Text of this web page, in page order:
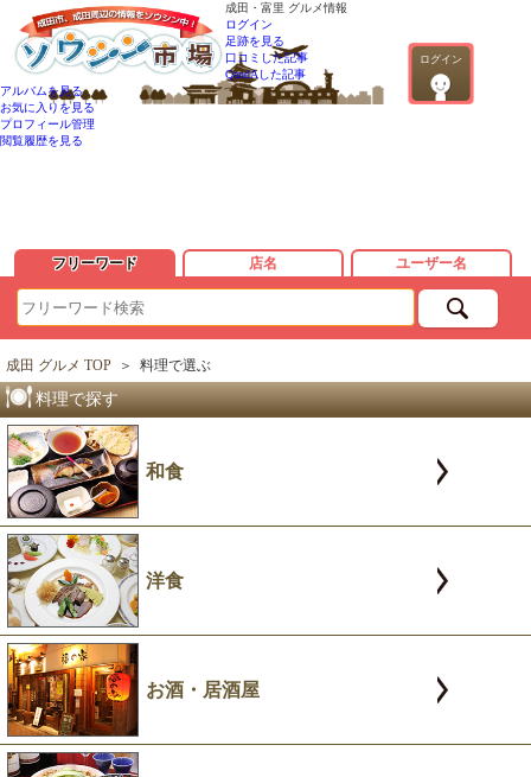
成田・富里 グルメ情報
ログイン
ログイン
足跡を見る
口コミした記事
QandAした記事
アルバムを見る
お気に入りを見る
プロフィール管理
閲覧履歴を見る
フリーワード 店名 ユーザー名
成田 グルメ TOP ＞ 料理で選ぶ
料理で探す
和食
洋食
お酒・居酒屋